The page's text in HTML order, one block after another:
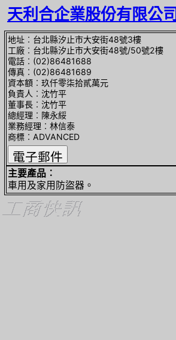
天利合企業股份有限公司
地址︰台北縣汐止市大安街48號3樓
工廠︰台北縣汐止市大安街48號/50號2樓
電話︰(02)86481688
傳真︰(02)86481689
資本額︰玖仟零柒拾貳萬元
負責人︰沈竹平
董事長︰沈竹平
總經理︰陳永綏
業務經理︰林信泰
商標︰ADVANCED
主要產品︰
車用及家用防盜器。